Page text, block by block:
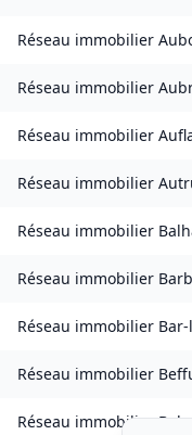
Réseau immobilier
Réseau immobilier
Réseau immobilier
Réseau immobilier
Réseau immobilier
Réseau immobilier
Réseau immobilier
Réseau immobilier
Réseau immobilier